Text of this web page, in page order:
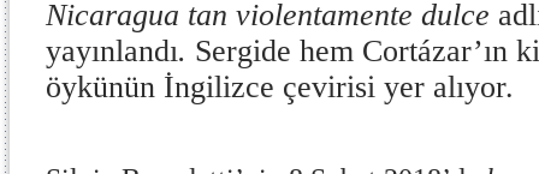
Nicaragua tan violentamente dulce
yayınlandı. Sergide hem Cortázar’ın
öykünün İngilizce çevirisi yer alıyor.